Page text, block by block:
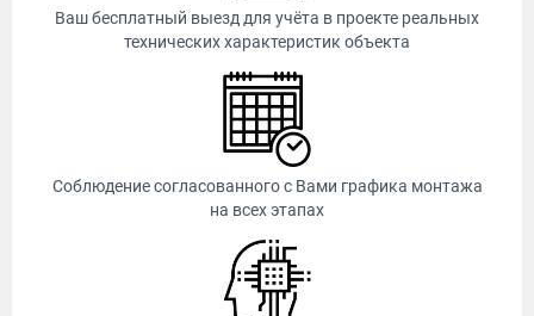
Ваш бесплатный выезд для учёта в проекте реальных
технических характеристик объекта
Соблюдение согласованного с Вами графика монтажа
на всех этапах